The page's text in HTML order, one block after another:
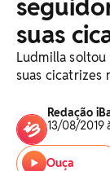
suas
Ludmilla
suas cicatrizes
Redação
13/08/2019
Ouça